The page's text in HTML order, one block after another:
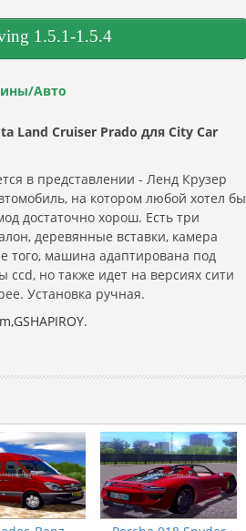
1.5.1-1.5.4
Авто
Land Cruiser Prado для City Car
в представлении - Ленд Крузер
на котором любой хотел бы
достаточно хорош. Есть три
деревянные вставки, камера
того, машина адаптирована под
но также идет на версиях сити
Установка ручная.